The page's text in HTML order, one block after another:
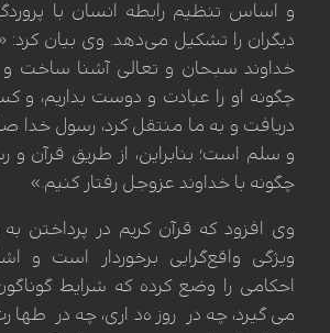
و اساس تنظیم رابطه انسان با
دیگران را تشکیل می‌دهد. وی بیان کرد:
خداوند سبحان و تعالی آشنا ساخت
چگونه او را عبادت و دوست بداریم، و
دریافت و به ما منتقل کرد، رسول خدا
و سلم است؛ بنابراین، از طریق قرآن و
چگونه با خداوند عزوجل رفتار کنیم.»
وی افزود که قرآن کریم در پرداختن
ویژگی واقع‌گرایی برخوردار است و
احکامی را وضع کرده که شرایط
می‌گیرد، چه در روزه‌داری، چه در